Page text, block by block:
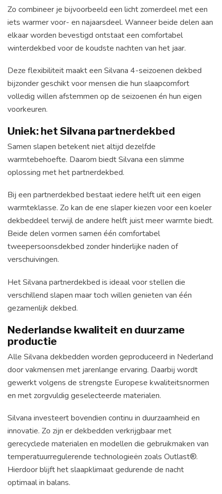
Zo combineer je bijvoorbeeld een licht zomerdeel met een
iets warmer voor- en najaarsdeel. Wanneer beide delen aan
elkaar worden bevestigd ontstaat een comfortabel
winterdekbed voor de koudste nachten van het jaar.
Deze flexibiliteit maakt een Silvana 4-seizoenen dekbed
bijzonder geschikt voor mensen die hun slaapcomfort
volledig willen afstemmen op de seizoenen én hun eigen
voorkeuren.
Uniek: het Silvana partnerdekbed
Samen slapen betekent niet altijd dezelfde
warmtebehoefte. Daarom biedt Silvana een slimme
oplossing met het partnerdekbed.
Bij een partnerdekbed bestaat iedere helft uit een eigen
warmteklasse. Zo kan de ene slaper kiezen voor een koeler
dekbeddeel terwijl de andere helft juist meer warmte biedt.
Beide delen vormen samen één comfortabel
tweepersoonsdekbed zonder hinderlijke naden of
verschuivingen.
Het Silvana partnerdekbed is ideaal voor stellen die
verschillend slapen maar toch willen genieten van één
gezamenlijk dekbed.
Nederlandse kwaliteit en duurzame
productie
Alle Silvana dekbedden worden geproduceerd in Nederland
door vakmensen met jarenlange ervaring. Daarbij wordt
gewerkt volgens de strengste Europese kwaliteitsnormen
en met zorgvuldig geselecteerde materialen.
Silvana investeert bovendien continu in duurzaamheid en
innovatie. Zo zijn er dekbedden verkrijgbaar met
gerecyclede materialen en modellen die gebruikmaken van
temperatuurregulerende technologieën zoals Outlast®.
Hierdoor blijft het slaapklimaat gedurende de nacht
optimaal in balans.